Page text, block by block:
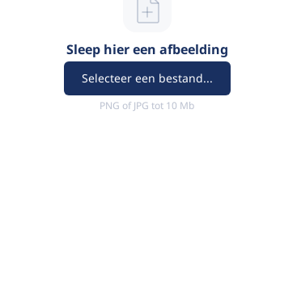
Sleep hier een afbeelding
Selecteer een bestand...
PNG of JPG tot 10 Mb